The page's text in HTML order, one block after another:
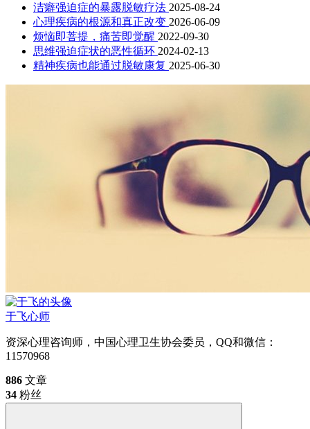
洁癖强迫症的暴露脱敏疗法 2025-08-24
心理疾病的根源和真正改变 2026-06-09
烦恼即菩提，痛苦即觉醒 2022-09-30
思维强迫症状的恶性循环 2024-02-13
精神疾病也能通过脱敏康复 2025-06-30
于飞心师
资深心理咨询师，中国心理卫生协会委员，QQ和微信：
11570968
886 文章
34 粉丝